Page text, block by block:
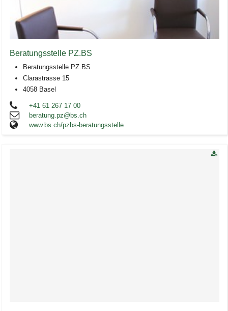
Beratungsstelle PZ.BS
Beratungsstelle PZ.BS
Clarastrasse 15
4058 Basel
+41 61 267 17 00
beratung.pz@bs.ch
www.bs.ch/pzbs-beratungsstelle